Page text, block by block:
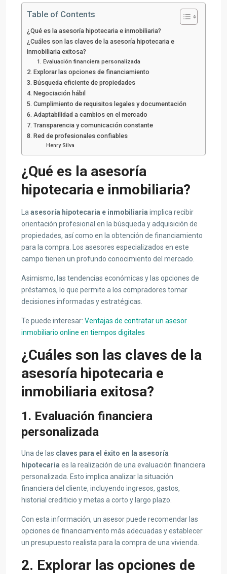
Table of Contents
¿Qué es la asesoría hipotecaria e inmobiliaria?
¿Cuáles son las claves de la asesoría hipotecaria e
inmobiliaria exitosa?
1. Evaluación financiera personalizada
2. Explorar las opciones de financiamiento
3. Búsqueda eficiente de propiedades
4. Negociación hábil
5. Cumplimiento de requisitos legales y documentación
6. Adaptabilidad a cambios en el mercado
7. Transparencia y comunicación constante
8. Red de profesionales confiables
Henry Silva
¿Qué es la asesoría
hipotecaria e inmobiliaria?
La asesoría hipotecaria e inmobiliaria implica recibir
orientación profesional en la búsqueda y adquisición de
propiedades, así como en la obtención de financiamiento
para la compra. Los asesores especializados en este
campo tienen un profundo conocimiento del mercado.
Asimismo, las tendencias económicas y las opciones de
préstamos, lo que permite a los compradores tomar
decisiones informadas y estratégicas.
Te puede interesar: Ventajas de contratar un asesor
inmobiliario online en tiempos digitales
¿Cuáles son las claves de la
asesoría hipotecaria e
inmobiliaria exitosa?
1. Evaluación financiera
personalizada
Una de las claves para el éxito en la asesoría
hipotecaria es la realización de una evaluación financiera
personalizada. Esto implica analizar la situación
financiera del cliente, incluyendo ingresos, gastos,
historial crediticio y metas a corto y largo plazo.
Con esta información, un asesor puede recomendar las
opciones de financiamiento más adecuadas y establecer
un presupuesto realista para la compra de una vivienda.
2. Explorar las opciones de